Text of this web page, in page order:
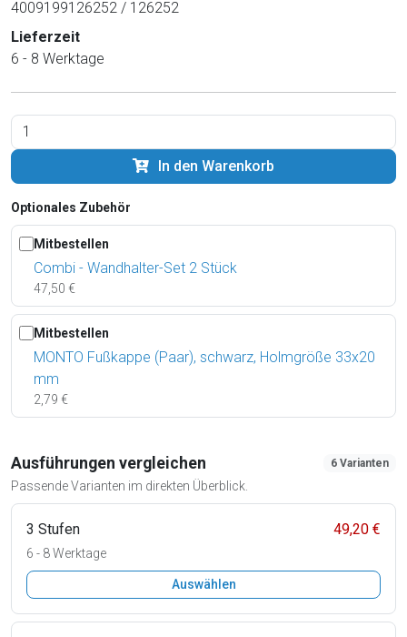
4009199126252 / 126252
Lieferzeit
6 - 8 Werktage
In den Warenkorb
Optionales Zubehör
Mitbestellen
Combi - Wandhalter-Set 2 Stück
47,50 €
Mitbestellen
MONTO Fußkappe (Paar), schwarz, Holmgröße 33x20
mm
2,79 €
Ausführungen vergleichen
Passende Varianten im direkten Überblick.
6 Varianten
3 Stufen 49,20 €
6 - 8 Werktage
Auswählen